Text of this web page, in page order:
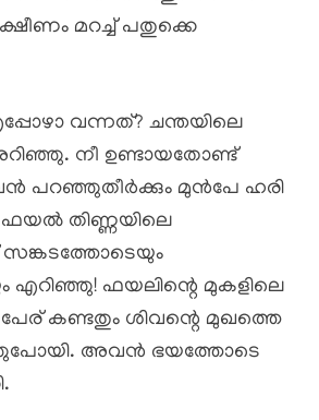
മറച്ച് പതുക്കെ
വന്നത്? ചന്തയിലെ
നീ ഉണ്ടായതോണ്ട്
പറഞ്ഞുതീർക്കും മുൻപേ ഹരി
തിണ്ണയിലെ
സങ്കടത്തോടെയും
എറിഞ്ഞു! ഫയലിന്റെ മുകളിലെ
പേര് കണ്ടതും ശിവന്റെ മുഖത്തെ
അവൻ ഭയത്തോടെ